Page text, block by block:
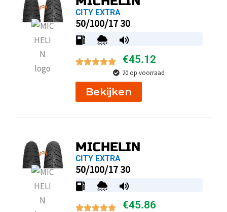
CITY EXTRA
50/100/17 30
€45.12
20 op voorraad
Bekijken
MICHELIN
CITY EXTRA
50/100/17 30
€45.86